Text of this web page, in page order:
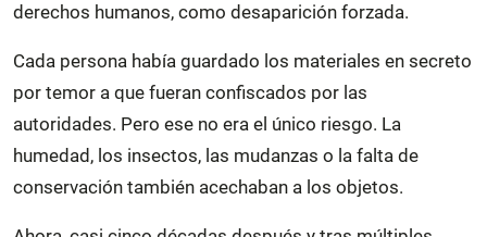
derechos humanos, como desaparición forzada.
Cada persona había guardado los materiales en secreto
por temor a que fueran confiscados por las
autoridades. Pero ese no era el único riesgo. La
humedad, los insectos, las mudanzas o la falta de
conservación también acechaban a los objetos.